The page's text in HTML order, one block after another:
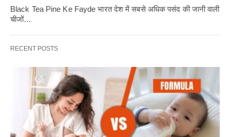
Black Tea Pine Ke Fayde भारत देश में सबसे अधिक पसंद की जानी वाली
चीजों…
RECENT POSTS